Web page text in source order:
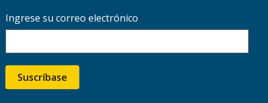
Ingrese su correo electrónico
Suscríbase